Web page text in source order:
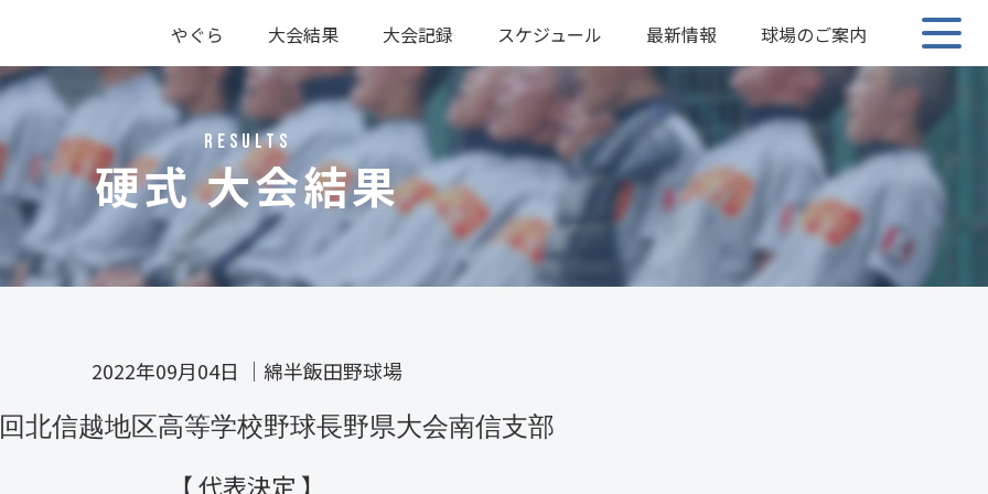
やぐら
大会結果
硬式
軟式
大会記録
硬式
軟式
スケジュール 最新情報 球場のご案内
RESULTS
硬式 大会結果
2022年09月04日 ｜ 綿半飯田野球場
回北信越地区高等学校野球長野県大会南信支部
【 代表決定 】